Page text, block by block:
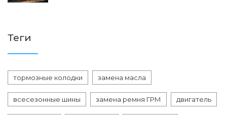
Теги
тормозные колодки замена масла
всесезонные шины замена ремня ГРМ двигатель